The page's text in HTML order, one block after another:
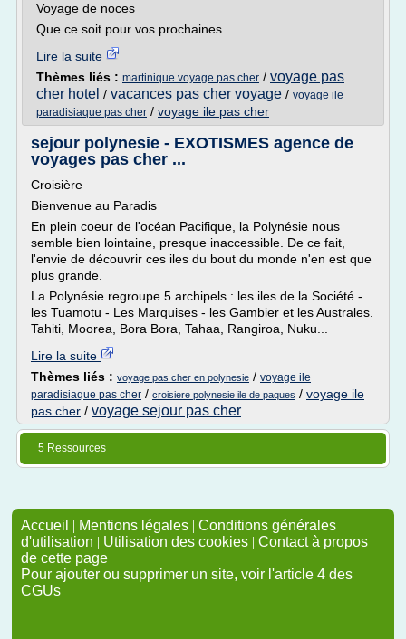
Voyage de noces
Que ce soit pour vos prochaines...
Lire la suite
Thèmes liés : martinique voyage pas cher / voyage pas
cher hotel / vacances pas cher voyage / voyage ile
paradisiaque pas cher / voyage ile pas cher
sejour polynesie - EXOTISMES agence de
voyages pas cher ...
Croisière
Bienvenue au Paradis
En plein coeur de l'océan Pacifique, la Polynésie nous
semble bien lointaine, presque inaccessible. De ce fait,
l'envie de découvrir ces iles du bout du monde n'en est que
plus grande.
La Polynésie regroupe 5 archipels : les iles de la Société -
les Tuamotu - Les Marquises - les Gambier et les Australes.
Tahiti, Moorea, Bora Bora, Tahaa, Rangiroa, Nuku...
Lire la suite
Thèmes liés : voyage pas cher en polynesie / voyage ile
paradisiaque pas cher / croisiere polynesie ile de paques / voyage ile
pas cher / voyage sejour pas cher
5 Ressources
Accueil | Mentions légales | Conditions générales
d'utilisation | Utilisation des cookies | Contact à propos
de cette page
Pour ajouter ou supprimer un site, voir l'article 4 des
CGUs